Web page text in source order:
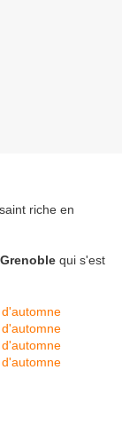
riche en
qui s'est